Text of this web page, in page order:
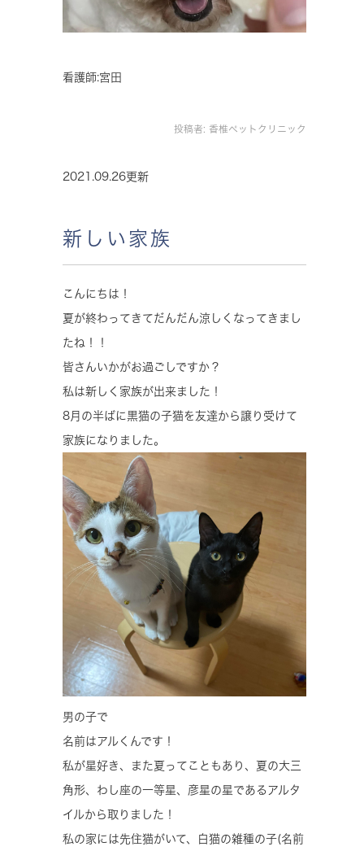
看護師:宮田
投稿者: 香椎ペットクリニック
2021.09.26更新
新しい家族
こんにちは！
夏が終わってきてだんだん涼しくなってきまし
たね！！
皆さんいかがお過ごしですか？
私は新しく家族が出来ました！
8月の半ばに黒猫の子猫を友達から譲り受けて
家族になりました。
男の子で
名前はアルくんです！
私が星好き、また夏ってこともあり、夏の大三
角形、わし座の一等星、彦星の星であるアルタ
イルから取りました！
私の家には先住猫がいて、白猫の雑種の子(名前